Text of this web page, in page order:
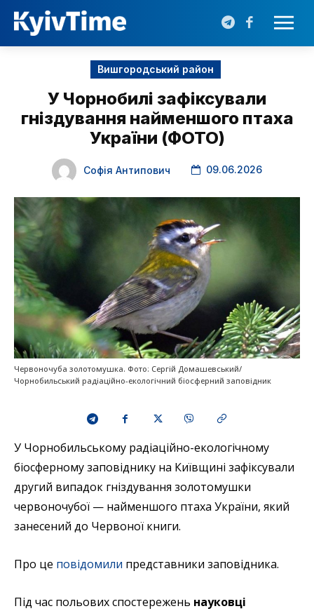
Вишгородський район
У Чорнобилі зафіксували
гніздування найменшого птаха
України (ФОТО)
Софія Антипович 09.06.2026
Червоночуба золотомушка. Фото: Сергій Домашевський/
Чорнобильський радіаційно-екологічний біосферний заповідник
У Чорнобильському радіаційно-екологічному
біосферному заповіднику на Київщині зафіксували
другий випадок гніздування золотомушки
червоночубої — найменшого птаха України, який
занесений до Червоної книги.
Про це повідомили представники заповідника.
Під час польових спостережень науковці